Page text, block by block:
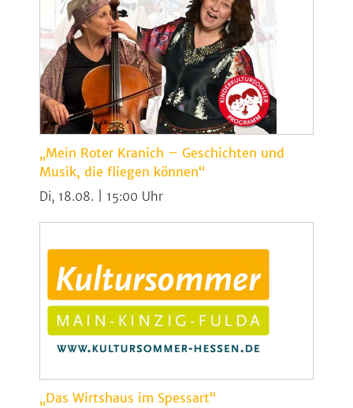
„Mein Roter Kranich – Geschichten und
Musik, die fliegen können“
Di, 18.08. | 15:00
„Das Wirtshaus im Spessart“